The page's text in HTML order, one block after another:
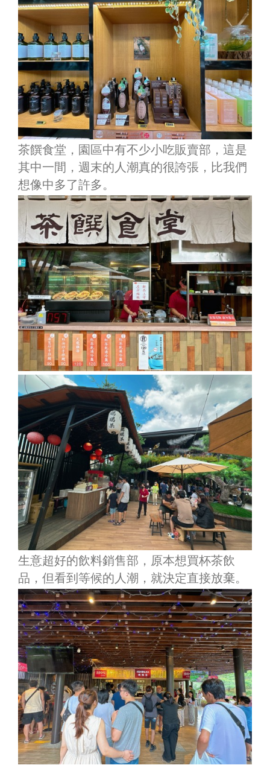
茶饌食堂，園區中有不少小吃販賣部，這是
其中一間，週末的人潮真的很誇張，比我們
想像中多了許多。
生意超好的飲料銷售部，原本想買杯茶飲
品，但看到等候的人潮，就決定直接放棄。